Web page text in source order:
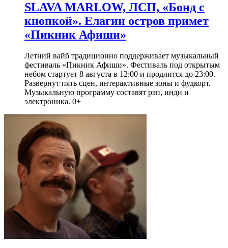
SLAVA MARLOW, ЛСП, «Бонд с
кнопкой». Елагин остров примет
«Пикник Афиши»
Летний вайб традиционно поддерживает музыкальный
фестиваль «Пикник Афиши». Фестиваль под открытым
небом стартует 8 августа в 12:00 и продлится до 23:00.
Развернут пять сцен, интерактивные зоны и фудкорт.
Музыкальную программу составят рэп, инди и
электроника. 0+